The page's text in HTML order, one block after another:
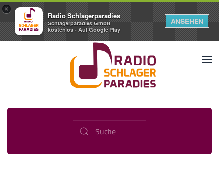
×
Radio Schlagerparadies
Schlagerparadies GmbH
kostenlos - Auf Google Play
ANSEHEN